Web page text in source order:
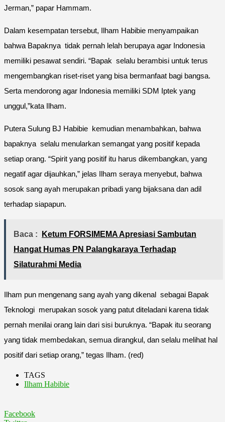
Jerman,” papar Hammam.
Dalam kesempatan tersebut, Ilham Habibie menyampaikan
bahwa Bapaknya tidak pernah lelah berupaya agar Indonesia
memiliki pesawat sendiri. “Bapak selalu berambisi untuk terus
mengembangkan riset-riset yang bisa bermanfaat bagi bangsa.
Serta mendorong agar Indonesia memiliki SDM Iptek yang
unggul,”kata Ilham.
Putera Sulung BJ Habibie kemudian menambahkan, bahwa
bapaknya selalu menularkan semangat yang positif kepada
setiap orang. “Spirit yang positif itu harus dikembangkan, yang
negatif agar dijauhkan,” jelas Ilham seraya menyebut, bahwa
sosok sang ayah merupakan pribadi yang bijaksana dan adil
terhadap siapapun.
Baca :
Ketum FORSIMEMA Apresiasi Sambutan
Hangat Humas PN Palangkaraya Terhadap
Silaturahmi Media
Ilham pun mengenang sang ayah yang dikenal sebagai Bapak
Teknologi merupakan sosok yang patut diteladani karena tidak
pernah menilai orang lain dari sisi buruknya. “Bapak itu seorang
yang tidak membedakan, semua dirangkul, dan selalu melihat hal
positif dari setiap orang,” tegas Ilham. (red)
TAGS
Ilham Habibie
Facebook